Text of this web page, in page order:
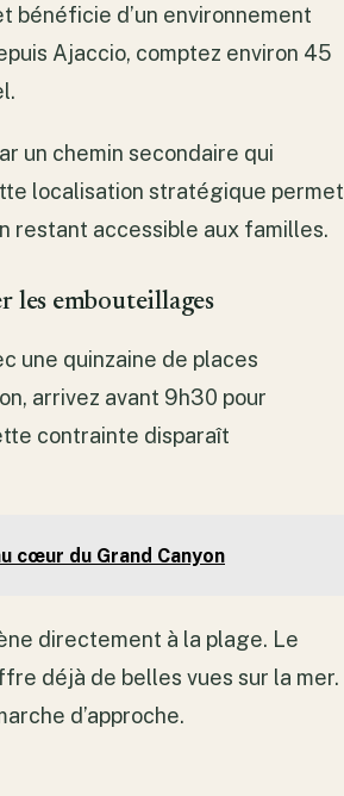
bénéficie d’un environnement
Ajaccio, comptez environ 45
un chemin secondaire qui
localisation stratégique permet
restant accessible aux familles.
les embouteillages
une quinzaine de places
arrivez avant 9h30 pour
contrainte disparaît
cœur du Grand Canyon
directement à la plage. Le
déjà de belles vues sur la mer.
d’approche.